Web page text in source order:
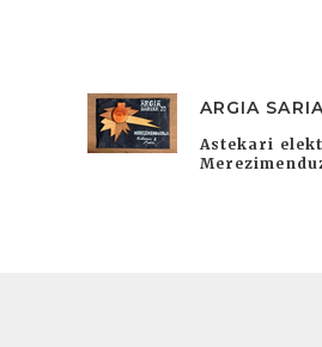
ARGIA
Astekari